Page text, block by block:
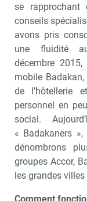
se rapprochant
conseils
avons pris
une fluidité
décembre
mobile
de l’hôtellerie
personnel en
social.
« Badakaners
dénombrons
groupes Accor,
les grandes villes